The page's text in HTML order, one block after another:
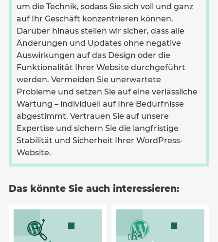
um die Technik, sodass Sie sich voll und ganz
auf Ihr Geschäft konzentrieren können.
Darüber hinaus stellen wir sicher, dass alle
Änderungen und Updates ohne negative
Auswirkungen auf das Design oder die
Funktionalität Ihrer Website durchgeführt
werden. Vermeiden Sie unerwartete
Probleme und setzen Sie auf eine verlässliche
Wartung – individuell auf Ihre Bedürfnisse
abgestimmt. Vertrauen Sie auf unsere
Expertise und sichern Sie die langfristige
Stabilität und Sicherheit Ihrer WordPress-
Website.
Das könnte Sie auch interessieren: